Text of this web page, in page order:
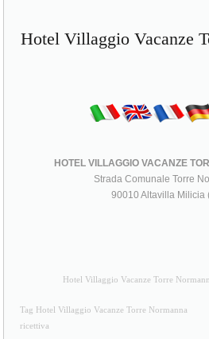
Hotel Villaggio Vacanze
HOTEL VILLAGGIO VACANZE
Strada Comunale Torre
90010 Altavilla Milicia
Hotel Villaggio Vacanze Torre
Tag Hotel Villaggio Vacanze Torre Normanna
ricettiva